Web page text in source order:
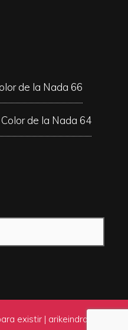
de la Nada 66
Color de la Nada 64
existir | arikeindrok.com